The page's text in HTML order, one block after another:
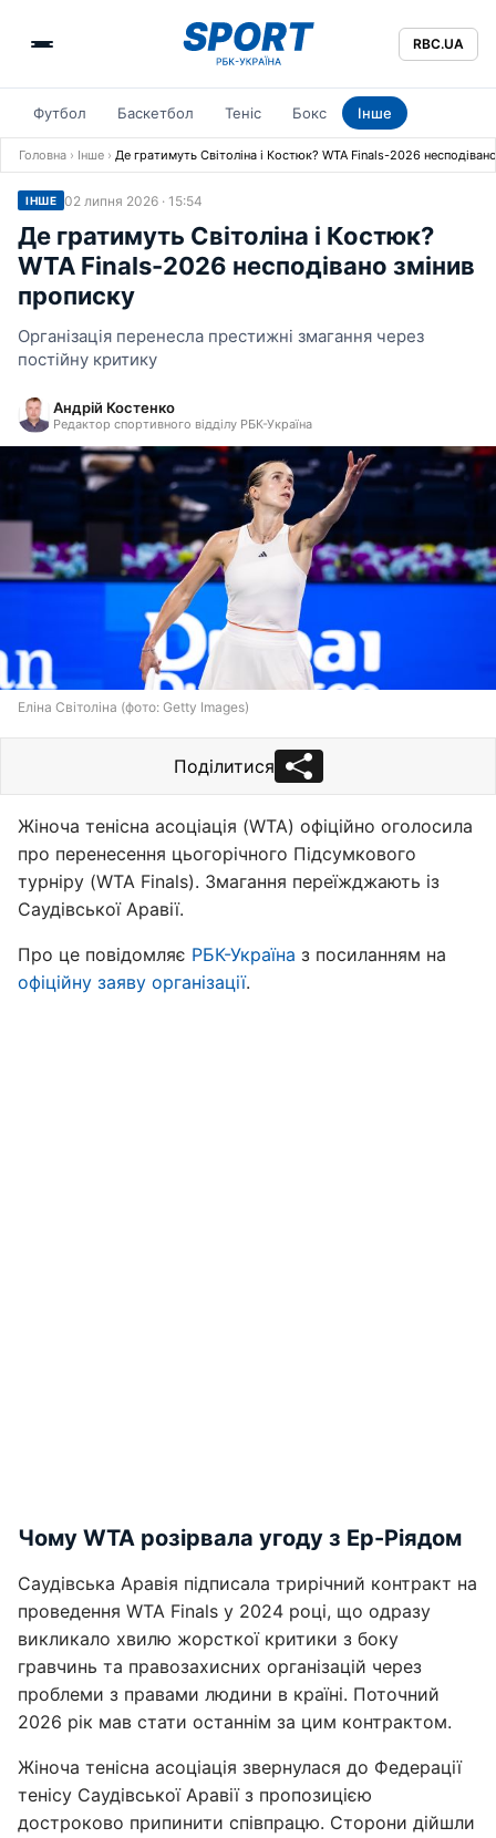
RBC.UA
Футбол Баскетбол Теніс Бокс Інше
Головна › Інше › Де гратимуть Світоліна і Костюк? WTA Finals-2026
ІНШЕ 02 липня 2026 · 15:54
Де гратимуть Світоліна і Костюк?
WTA Finals-2026 несподівано змінив
прописку
Організація перенесла престижні змагання через
постійну критику
Андрій Костенко
Редактор спортивного відділу РБК-Україна
Еліна Світоліна (фото: Getty Images)
Поділитися
Жіноча тенісна асоціація (WTA) офіційно оголосила
про перенесення цьогорічного Підсумкового
турніру (WTA Finals). Змагання переїжджають із
Саудівської Аравії.
Про це повідомляє РБК-Україна з посиланням на
офіційну заяву організації.
Чому WTA розірвала угоду з Ер-Ріядом
Саудівська Аравія підписала трирічний контракт на
проведення WTA Finals у 2024 році, що одразу
викликало хвилю жорсткої критики з боку
гравчинь та правозахисних організацій через
проблеми з правами людини в країні. Поточний
2026 рік мав стати останнім за цим контрактом.
Жіноча тенісна асоціація звернулася до Федерації
тенісу Саудівської Аравії з пропозицією
достроково припинити співпрацю. Сторони дійшли